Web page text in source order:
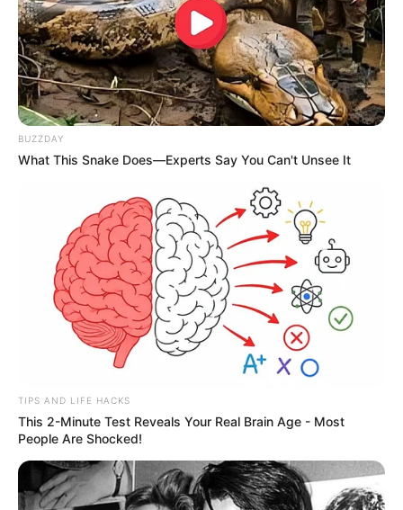
BUZZDAY
What This Snake Does—Experts Say You Can't Unsee It
TIPS AND LIFE HACKS
This 2-Minute Test Reveals Your Real Brain Age - Most
People Are Shocked!